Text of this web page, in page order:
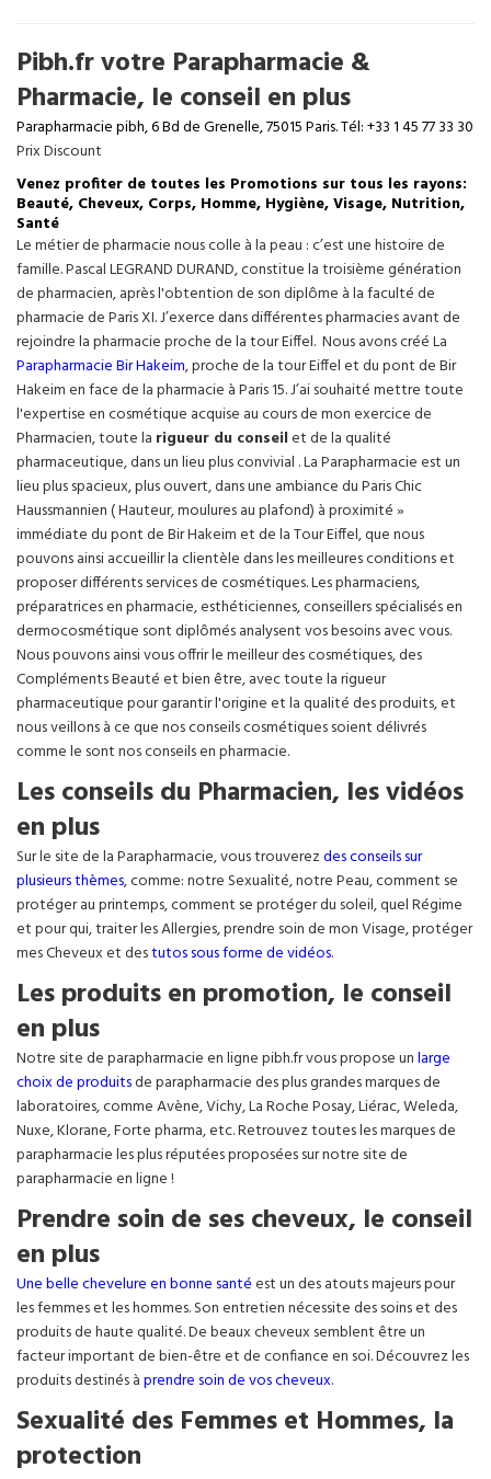
Pibh.fr votre Parapharmacie &
Pharmacie, le conseil en plus
Parapharmacie pibh, 6 Bd de Grenelle, 75015 Paris. Tél: +33 1 45 77 33 30
Prix Discount
Venez profiter de toutes les Promotions sur tous les rayons:
Beauté, Cheveux, Corps, Homme, Hygiène, Visage, Nutrition,
Santé
Le métier de pharmacie nous colle à la peau : c’est une histoire de
famille. Pascal LEGRAND DURAND, constitue la troisième génération
de pharmacien, après l'obtention de son diplôme à la faculté de
pharmacie de Paris XI. J’exerce dans différentes pharmacies avant de
rejoindre la pharmacie proche de la tour Eiffel. Nous avons créé La
Parapharmacie Bir Hakeim, proche de la tourEiffelet du pont de Bir
Hakeim en face de la pharmacie à Paris 15. J’ai souhaité mettre toute
l'expertise en cosmétique acquise au cours de mon exercice de
Pharmacien, toute la rigueur du conseilet de la qualité
pharmaceutique, dans un lieu plus convivial . La Parapharmacie est un
lieu plus spacieux, plus ouvert, dans une ambiance du Paris Chic
Haussmannien ( Hauteur, moulures au plafond) à proximité »
immédiate du pont de Bir Hakeim et de la Tour Eiffel, que nous
pouvons ainsi accueillir la clientèle dans les meilleures conditions et
proposer différents services de cosmétiques. Les pharmaciens,
préparatrices en pharmacie, esthéticiennes, conseillers spécialisés en
dermocosmétique sont diplômés analysent vos besoins avec vous.
Nous pouvons ainsi vous offrir le meilleur des cosmétiques, des
Compléments Beauté et bien être, avec toute la rigueur
pharmaceutique pour garantir l'origine et la qualité des produits, et
nous veillons à ce que nos conseils cosmétiques soient délivrés
comme le sont nos conseils en pharmacie.
Les conseils du Pharmacien, les vidéos
en plus
Sur le site de la Parapharmacie, vous trouverezdes conseils sur
plusieurs thèmes, comme: notre Sexualité, notre Peau, comment se
protéger au printemps, comment se protéger du soleil, quel Régime
et pour qui, traiter les Allergies, prendre soin de mon Visage, protéger
mes Cheveux et destutos sous forme de vidéos.
Les produits en promotion, le conseil
en plus
Notre site de parapharmacie en ligne pibh.fr vous propose unlarge
choix de produitsde parapharmacie des plus grandes marques de
laboratoires, comme Avène, Vichy, La Roche Posay, Liérac, Weleda,
Nuxe, Klorane, Forte pharma, etc. Retrouvez toutes les marques de
parapharmacie les plus réputées proposées sur notre site de
parapharmacie en ligne !
Prendre soin de ses cheveux, le conseil
en plus
Une belle chevelure en bonne santéest un des atouts majeurs pour
les femmes et les hommes. Son entretien nécessite des soins et des
produits de haute qualité. De beaux cheveux semblent être un
facteur important de bien-être et de confiance en soi. Découvrez les
produits destinés àprendre soin de vos cheveux.
Sexualité des Femmes et Hommes, la
protection